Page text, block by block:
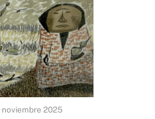
noviembre 2025